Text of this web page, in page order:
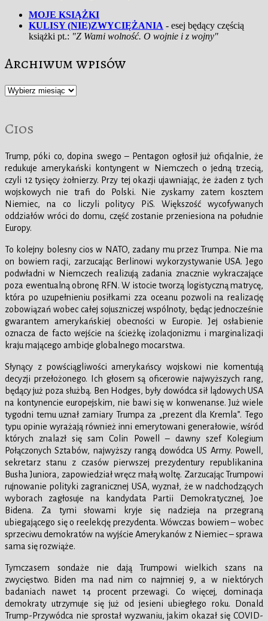
MOJE KSIĄŻKI
KULISY (NIE)ZWYCIĘŻANIA - esej będący częścią
książki pt.: "Z Wami wolność. O wojnie i z wojny"
Archiwum wpisów
Archiwum
Cios
Trump, póki co, dopina swego – Pentagon ogłosił już oficjalnie, że
redukuje amerykański kontyngent w Niemczech o jedną trzecią,
czyli 12 tysięcy żołnierzy. Przy tej okazji ujawniając, że żaden z tych
wojskowych nie trafi do Polski. Nie zyskamy zatem kosztem
Niemiec, na co liczyli politycy PiS. Większość wycofywanych
oddziałów wróci do domu, część zostanie przeniesiona na południe
Europy.
To kolejny bolesny cios w NATO, zadany mu przez Trumpa. Nie ma
on bowiem racji, zarzucając Berlinowi wykorzystywanie USA. Jego
podwładni w Niemczech realizują zadania znacznie wykraczające
poza ewentualną obronę RFN. W istocie tworzą logistyczną matrycę,
która po uzupełnieniu posiłkami zza oceanu pozwoli na realizację
zobowiązań wobec całej sojuszniczej wspólnoty, będąc jednocześnie
gwarantem amerykańskiej obecności w Europie. Jej osłabienie
oznacza de facto wejście na ścieżkę izolacjonizmu i marginalizacji
kraju mającego ambicje globalnego mocarstwa.
Słynący z powściągliwości amerykańscy wojskowi nie komentują
decyzji przełożonego. Ich głosem są oficerowie najwyższych rang,
będący już poza służbą. Ben Hodges, były dowódca sił lądowych USA
na kontynencie europejskim, nie bawi się w konwenanse. Już wiele
tygodni temu uznał zamiary Trumpa za „prezent dla Kremla”. Tego
typu opinie wyrażają również inni emerytowani generałowie, wśród
których znalazł się sam Colin Powell – dawny szef Kolegium
Połączonych Sztabów, najwyższy rangą dowódca US Army. Powell,
sekretarz stanu z czasów pierwszej prezydentury republikanina
Busha Juniora, zapowiedział wręcz małą woltę. Zarzucając Trumpowi
rujnowanie polityki zagranicznej USA, wyznał, że w nadchodzących
wyborach zagłosuje na kandydata Partii Demokratycznej, Joe
Bidena. Za tymi słowami kryje się nadzieja na przegraną
ubiegającego się o reelekcję prezydenta. Wówczas bowiem – wobec
sprzeciwu demokratów na wyjście Amerykanów z Niemiec – sprawa
sama się rozwiąże.
Tymczasem sondaże nie dają Trumpowi wielkich szans na
zwycięstwo. Biden ma nad nim co najmniej 9, a w niektórych
badaniach nawet 14 procent przewagi. Co więcej, dominacja
demokraty utrzymuje się już od jesieni ubiegłego roku. Donald
Trump-Przywódca nie sprostał wyzwaniu, jakim okazał się COVID-